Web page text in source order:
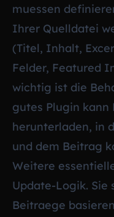
muessen
Ihrer Quelldatei
(Titel, Inhalt,
Felder, Featured
wichtig ist die
gutes Plugin kann
herunterladen, in
und dem Beitrag
Weitere
Update-Logik. Sie
Beitraege